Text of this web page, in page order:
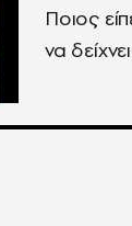
Ποιος
να